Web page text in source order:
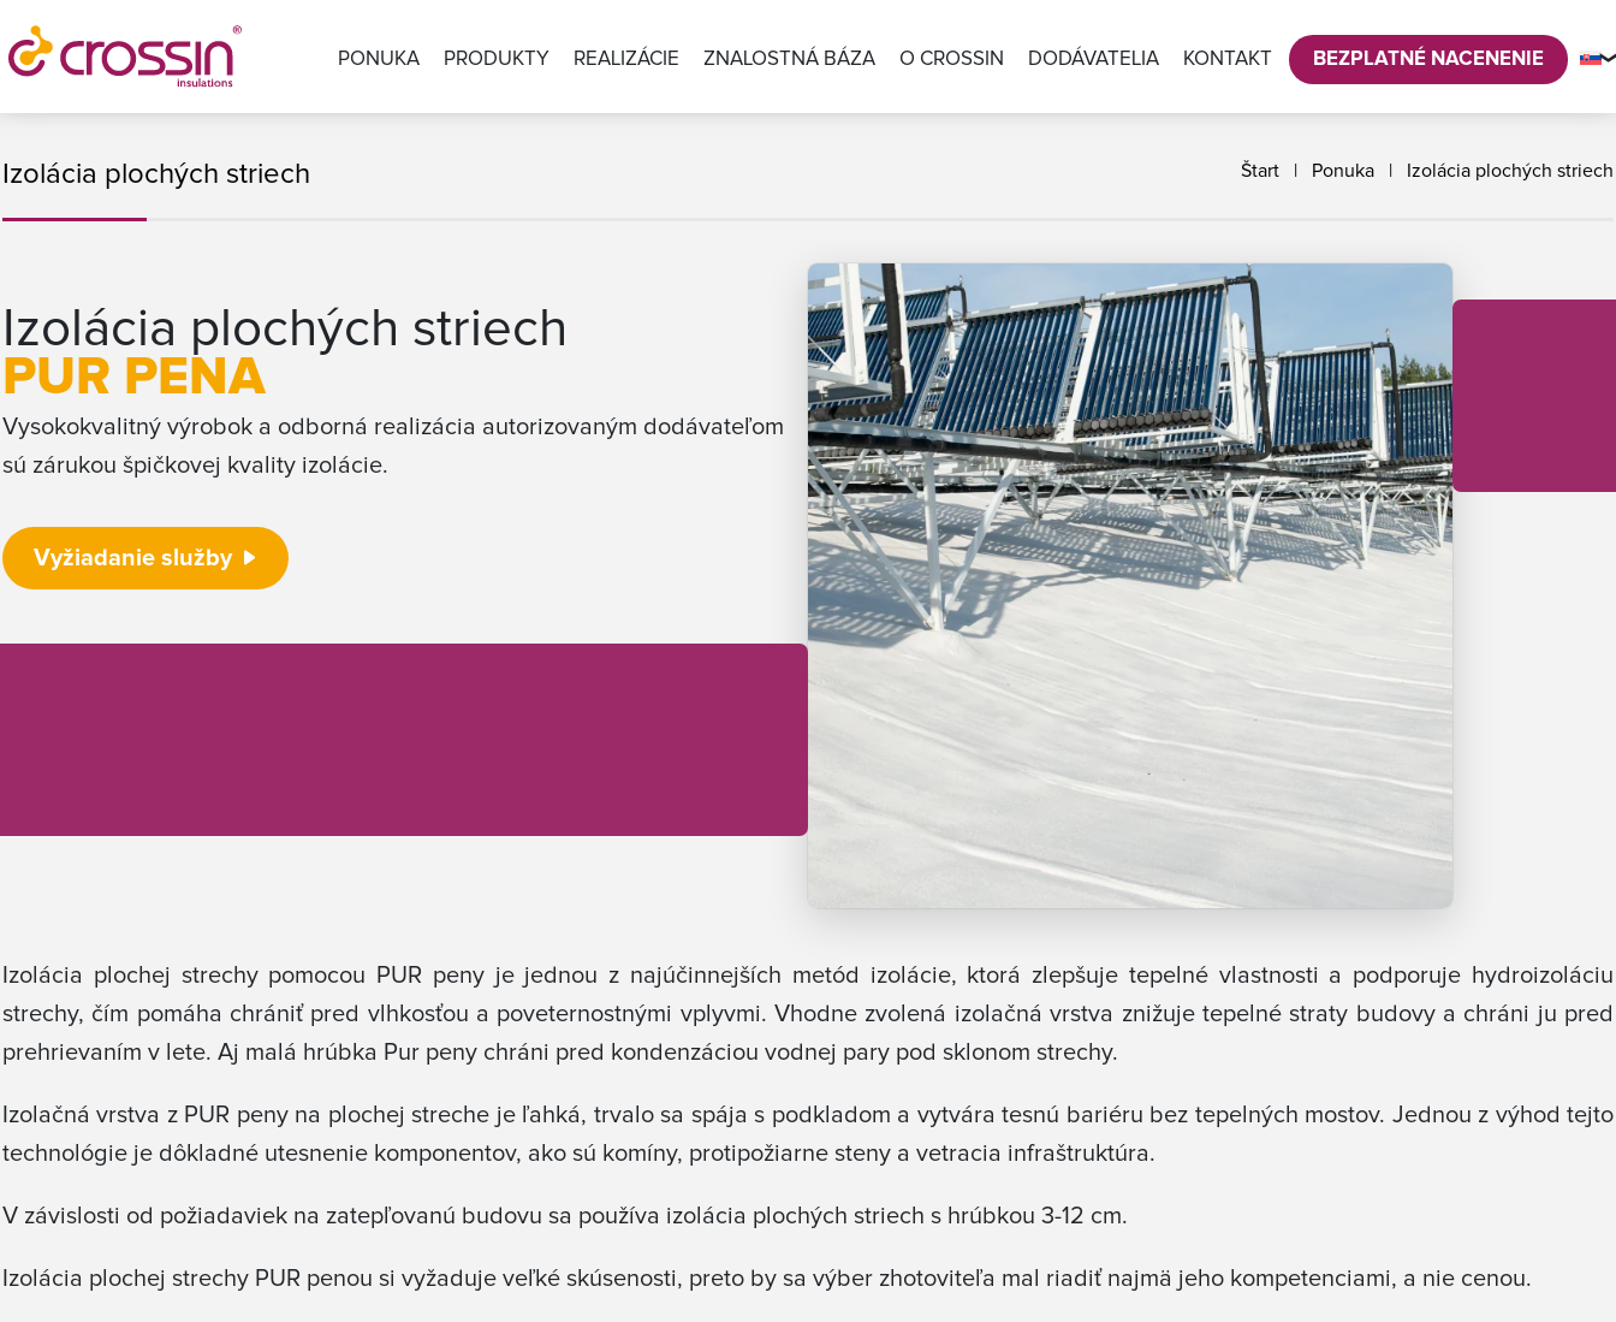
PONUKA PRODUKTY REALIZÁCIE ZNALOSTNÁ BÁZA O CROSSIN DODÁVATELIA KONTAKT BEZPLATNÉ NACENENIE
Štart Ponuka Izolácia plochých striech
Izolácia plochých striech
Izolácia plochých striech
PUR PENA
Vysokokvalitný výrobok a odborná realizácia autorizovaným dodávateľom
sú zárukou špičkovej kvality izolácie.
Vyžiadanie služby
Izolácia plochej strechy pomocou PUR peny je jednou z najúčinnejších metód izolácie, ktorá zlepšuje tepelné vlastnosti a podporuje hydroizoláciu
strechy, čím pomáha chrániť pred vlhkosťou a poveternostnými vplyvmi. Vhodne zvolená izolačná vrstva znižuje tepelné straty budovy a chráni ju pred
prehrievaním v lete. Aj malá hrúbka Pur peny chráni pred kondenzáciou vodnej pary pod sklonom strechy.
Izolačná vrstva z PUR peny na plochej streche je ľahká, trvalo sa spája s podkladom a vytvára tesnú bariéru bez tepelných mostov. Jednou z výhod tejto
technológie je dôkladné utesnenie komponentov, ako sú komíny, protipožiarne steny a vetracia infraštruktúra.
V závislosti od požiadaviek na zatepľovanú budovu sa používa izolácia plochých striech s hrúbkou 3-12 cm.
Izolácia plochej strechy PUR penou si vyžaduje veľké skúsenosti, preto by sa výber zhotoviteľa mal riadiť najmä jeho kompetenciami, a nie cenou.